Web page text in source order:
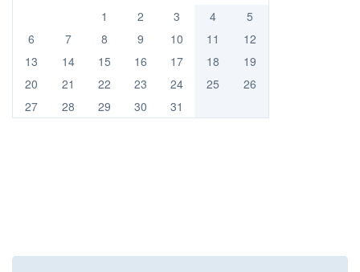
1 2 3 4
5
6
7 8 9 10 11
12
13
14 15 16 17 18
19
20
21 22 23 24 25
26
27
28 29 30 31